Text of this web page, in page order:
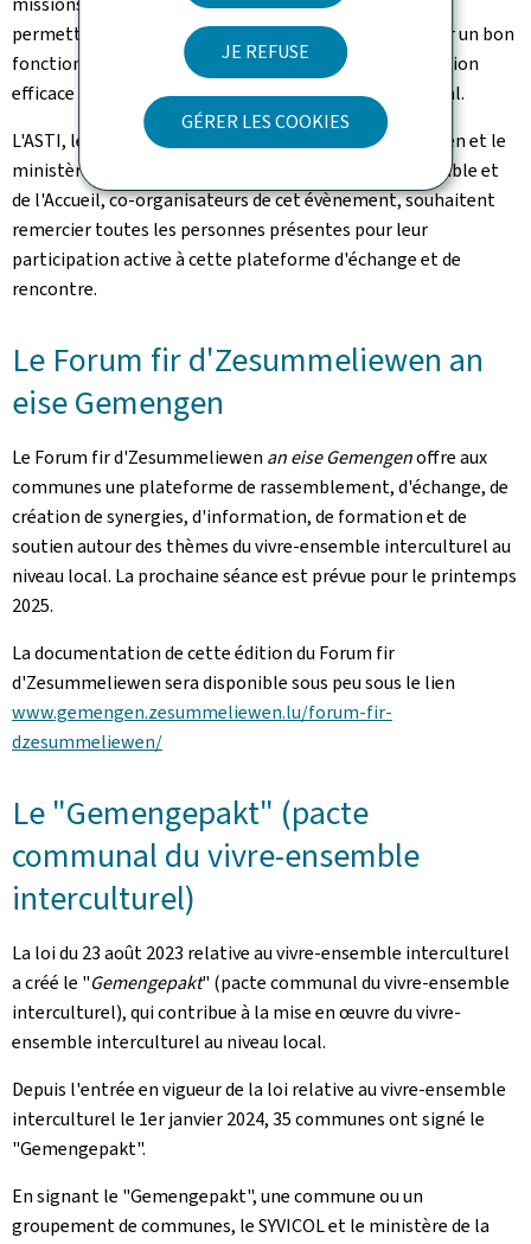
JE REFUSE
GÉRER LES COOKIES
permettant ainsi d'identifier ensemble des pistes pour un bon
fonctionnement de cet organe, et pour une collaboration
efficace avec les responsables politiques au niveau local.
L'ASTI, le SYVICOL, le CEFIS, la commune de Niederanven et le
ministère de la Famille, des Solidarités, du Vivre ensemble et
de l'Accueil, co-organisateurs de cet évènement, souhaitent
remercier toutes les personnes présentes pour leur
participation active à cette plateforme d'échange et de
rencontre.
Le Forum fir d'Zesummeliewen an
eise Gemengen
Le Forum fir d'Zesummeliewen an eise Gemengenoffre aux
communes une plateforme de rassemblement, d'échange, de
création de synergies, d'information, de formation et de
soutien autour des thèmes du vivre-ensemble interculturel au
niveau local. La prochaine séance est prévue pour le printemps
2025.
La documentation de cette édition du Forum fir
d'Zesummeliewensera disponible sous peu sous le lien
www.gemengen.zesummeliewen.lu/forum-fir-
dzesummeliewen/
Le "Gemengepakt" (pacte
communal du vivre-ensemble
interculturel)
La loi du 23 août 2023 relative au vivre-ensemble interculturel
a créé le "Gemengepakt" (pacte communal du vivre-ensemble
interculturel), qui contribue à la mise en œuvre du vivre-
ensemble interculturel au niveau local.
Depuis l'entrée en vigueur de la loi relative au vivre-ensemble
interculturel le 1er janvier 2024, 35 communes ont signé le
"Gemengepakt".
En signant le "Gemengepakt", une commune ou un
groupement de communes, le SYVICOL et le ministère de la